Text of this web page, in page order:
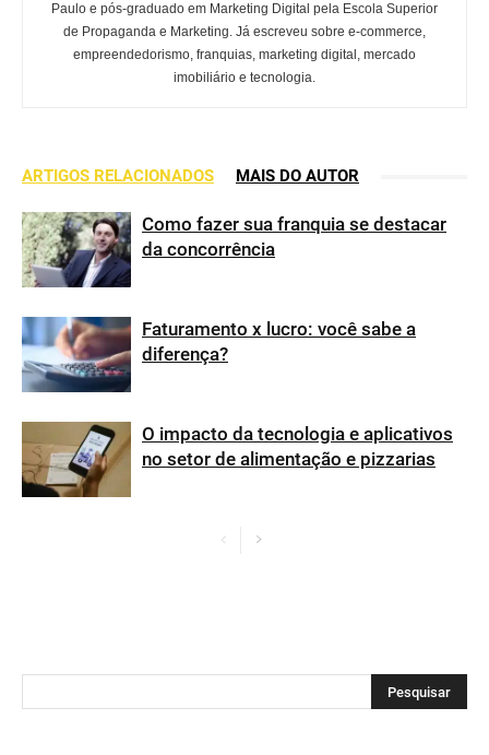
Paulo e pós-graduado em Marketing Digital pela Escola Superior
de Propaganda e Marketing. Já escreveu sobre e-commerce,
empreendedorismo, franquias, marketing digital, mercado
imobiliário e tecnologia.
ARTIGOS RELACIONADOS MAIS DO AUTOR
Como fazer sua franquia se destacar
da concorrência
Faturamento x lucro: você sabe a
diferença?
O impacto da tecnologia e aplicativos
no setor de alimentação e pizzarias